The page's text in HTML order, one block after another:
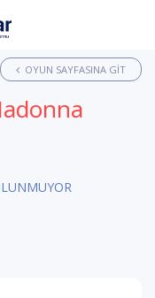
OYUN SAYFASINA GIT